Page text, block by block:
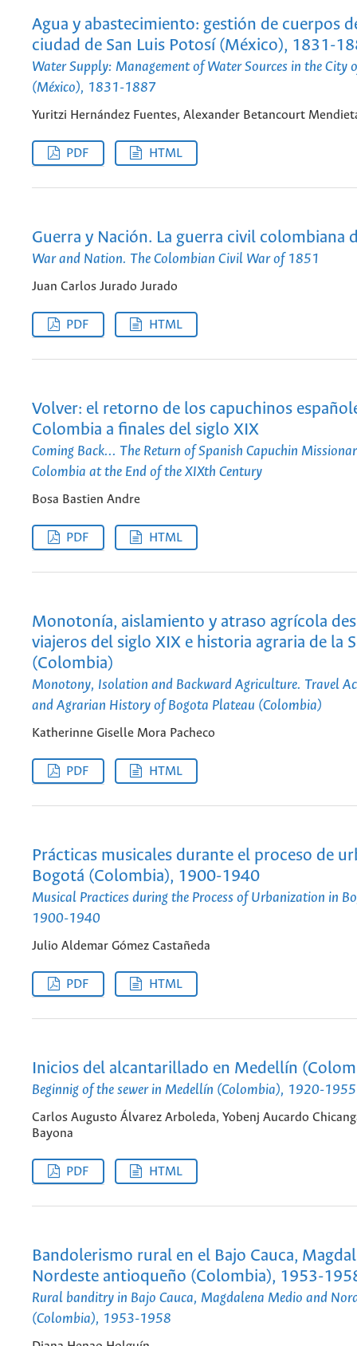
Agua y abastecimiento: gestión de cuerpos
ciudad de San Luis Potosí (México), 1831-
Water Supply: Management of Water Sources in the City
(México), 1831-1887
Yuritzi Hernández Fuentes, Alexander Betancourt
PDF HTML
Guerra y Nación. La guerra civil colombiana
War and Nation. The Colombian Civil War of 1851
Juan Carlos Jurado Jurado
PDF HTML
Volver: el retorno de los capuchinos
Colombia a finales del siglo XIX
Coming Back… The Return of Spanish Capuchin
Colombia at the End of the XIXth Century
Bosa Bastien Andre
PDF HTML
Monotonía, aislamiento y atraso agrícola
viajeros del siglo XIX e historia agraria de la
(Colombia)
Monotony, Isolation and Backward Agriculture. Travel
and Agrarian History of Bogota Plateau (Colombia)
Katherinne Giselle Mora Pacheco
PDF HTML
Prácticas musicales durante el proceso de
Bogotá (Colombia), 1900-1940
Musical Practices during the Process of Urbanization in
1900-1940
Julio Aldemar Gómez Castañeda
PDF HTML
Inicios del alcantarillado en Medellín
Beginnig of the sewer in Medellín (Colombia), 1920-1955
Carlos Augusto Álvarez Arboleda, Yobenj Aucardo
Bayona
PDF HTML
Bandolerismo rural en el Bajo Cauca,
Nordeste antioqueño (Colombia), 1953-
Rural banditry in Bajo Cauca, Magdalena Medio and
(Colombia), 1953-1958